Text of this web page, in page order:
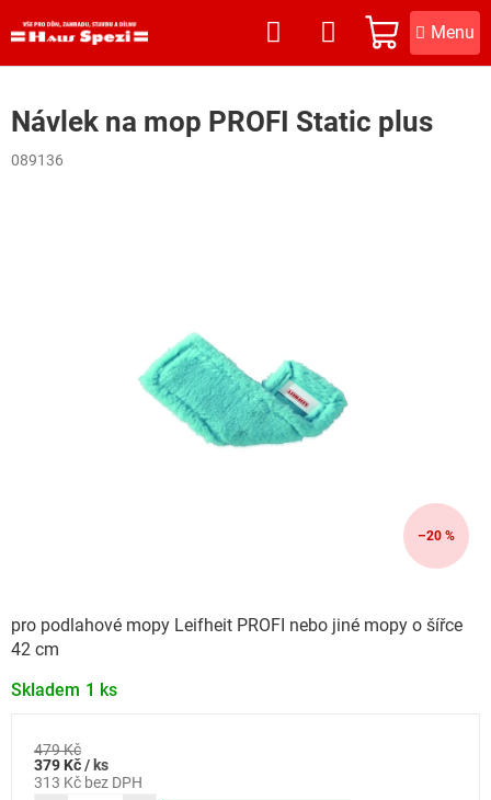
na
NÁKUPNÍ
KOŠÍK
Návlek na mop PROFI Static plus
089136
–20 %
Skladem 1 ks
pro podlahové mopy Leifheit PROFI nebo jiné mopy o šířce
42 cm
479 Kč
379 Kč/ ks
313 Kč bez DPH
Měrná
cena: